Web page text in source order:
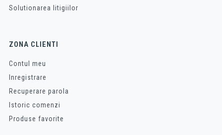
Solutionarea litigiilor
ZONA CLIENTI
Contul meu
Inregistrare
Recuperare parola
Istoric comenzi
Produse favorite